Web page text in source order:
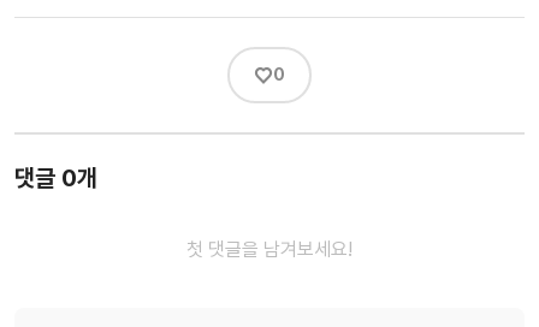
♡0
댓글 0개
첫 댓글을 남겨보세요!